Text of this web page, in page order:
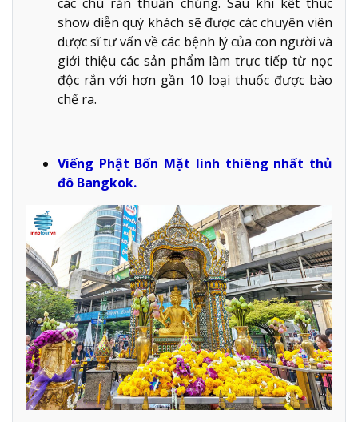
show diễn quý khách sẽ được các chuyên viên
dược sĩ tư vấn về các bệnh lý của con người và
giới thiệu các sản phẩm làm trực tiếp từ nọc
độc rắn với hơn gần 10 loại thuốc được bào
chế ra.
Viếng Phật Bốn Mặt linh thiêng nhất thủ
đô Bangkok.